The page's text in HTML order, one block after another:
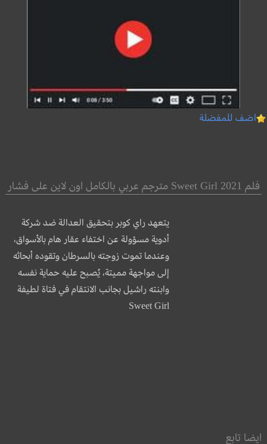
اضف للمفضلة
فلم Sweet Girl 2021 مترجم عربي بالكامل اون لاين على فشار
يتعهد راي كوبر بتحقيق العدالة ضد شركة
أدوية مسؤولة عن اختفاء عقار هام بالأسواق،
وعندما تموت زوجته بالسرطان وتقوده أبحاثه
إلى مواجهة مميتة، يُصبح عليه حماية نفسه
وابنته راشيل بجانب الانتقام في فتاة لطيفة
Sweet Girl
ايضا تابع